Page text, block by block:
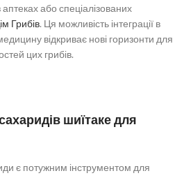
або спеціалізованих
Грибів. Ця можливість інтеграції в
відкриває нові горизонти для
цих грибів.
шиїтаке для
є потужним інструментом для